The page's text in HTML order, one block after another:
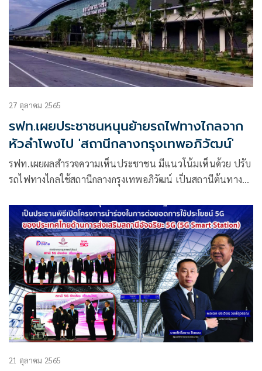
27 ตุลาคม 2565
รฟท.เผยประชาชนหนุนย้ายรถไฟทางไกลจาก
หัวลำโพงไป 'สถานีกลางกรุงเทพอภิวัฒน์'
รฟท.เผยผลสำรวจความเห็นประชาชน มีแนวโน้มเห็นด้วย ปรับ
รถไฟทางไกลใช้สถานีกลางกรุงเทพอภิวัฒน์ เป็นสถานีต้นทาง
หัวลำโพง เหมือนเดิม
21 ตุลาคม 2565